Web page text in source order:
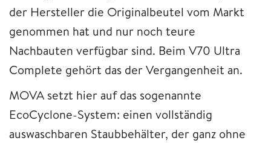
der Hersteller die Originalbeutel vom Markt
genommen hat und nur noch teure
Nachbauten verfügbar sind. Beim V70 Ultra
Complete gehört das der Vergangenheit an.
MOVA setzt hier auf das sogenannte
EcoCyclone-System: einen vollständig
auswaschbaren Staubbehälter, der ganz ohne